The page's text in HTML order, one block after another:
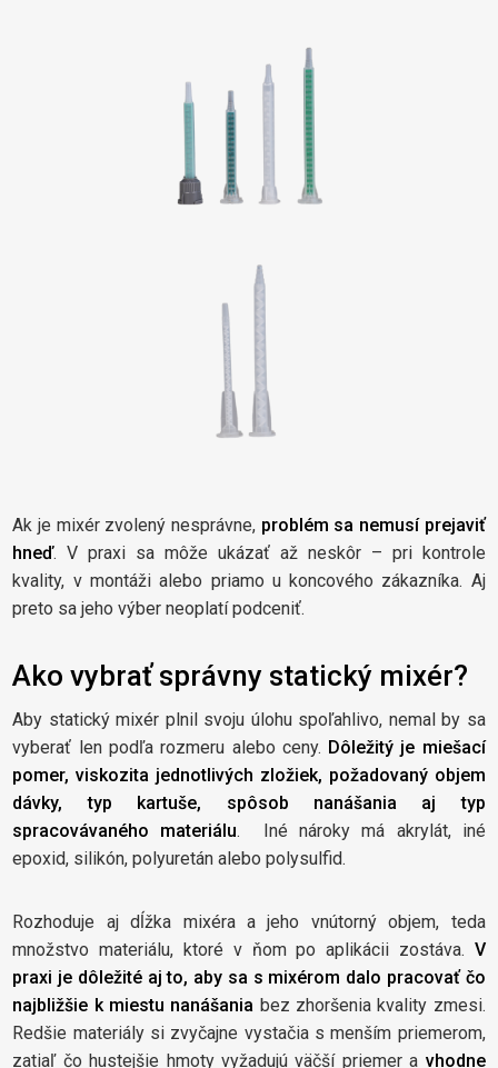
Ak je mixér zvolený nesprávne, problém sa nemusí prejaviť
hneď. V praxi sa môže ukázať až neskôr – pri kontrole
kvality, v montáži alebo priamo u koncového zákazníka. Aj
preto sa jeho výber neoplatí podceniť.
Ako vybrať správny statický mixér?
Aby statický mixér plnil svoju úlohu spoľahlivo, nemal by sa
vyberať len podľa rozmeru alebo ceny. Dôležitý je miešací
pomer, viskozita jednotlivých zložiek, požadovaný objem
dávky, typ kartuše, spôsob nanášania aj typ
spracovávaného materiálu. Iné nároky má akrylát, iné
epoxid, silikón, polyuretán alebo polysulfid.
Rozhoduje aj dĺžka mixéra a jeho vnútorný objem, teda
množstvo materiálu, ktoré v ňom po aplikácii zostáva. V
praxi je dôležité aj to, aby sa s mixérom dalo pracovať čo
najbližšie k miestu nanášania bez zhoršenia kvality zmesi.
Redšie materiály si zvyčajne vystačia s menším priemerom,
zatiaľ čo hustejšie hmoty vyžadujú väčší priemer a vhodne